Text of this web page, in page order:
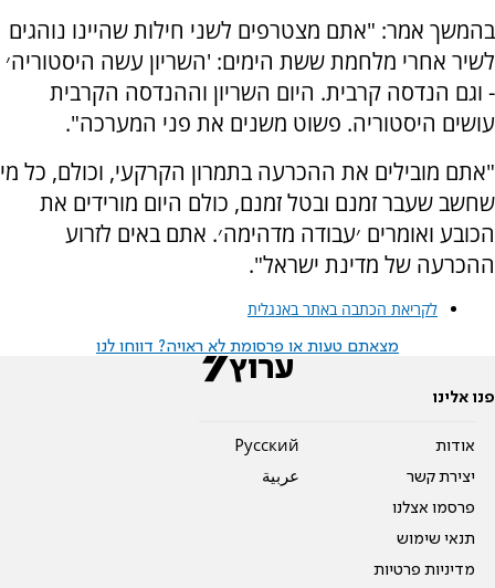
בהמשך אמר: "אתם מצטרפים לשני חילות שהיינו נוהגים
לשיר אחרי מלחמת ששת הימים: 'השריון עשה היסטוריה׳
- וגם הנדסה קרבית. היום השריון וההנדסה הקרבית
עושים היסטוריה. פשוט משנים את פני המערכה".
"אתם מובילים את ההכרעה בתמרון הקרקעי, וכולם, כל מי
שחשב שעבר זמנם ובטל זמנם, כולם היום מורידים את
הכובע ואומרים ׳עבודה מדהימה׳. אתם באים לזרוע
ההכרעה של מדינת ישראל".
לקריאת הכתבה באתר באנגלית
מצאתם טעות או פרסומת לא ראויה? דווחו לנו
פנו אלינו
אודות
יצירת קשר
פרסמו אצלנו
תנאי שימוש
מדיניות פרטיות
Pусский
عربية